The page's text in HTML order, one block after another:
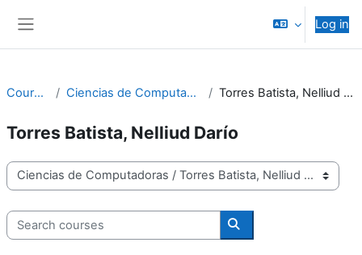
Log in
Courses Ciencias de Computadoras Torres Batista, Nelliud Darío
Torres Batista, Nelliud Darío
Course categories
Search courses
Search courses